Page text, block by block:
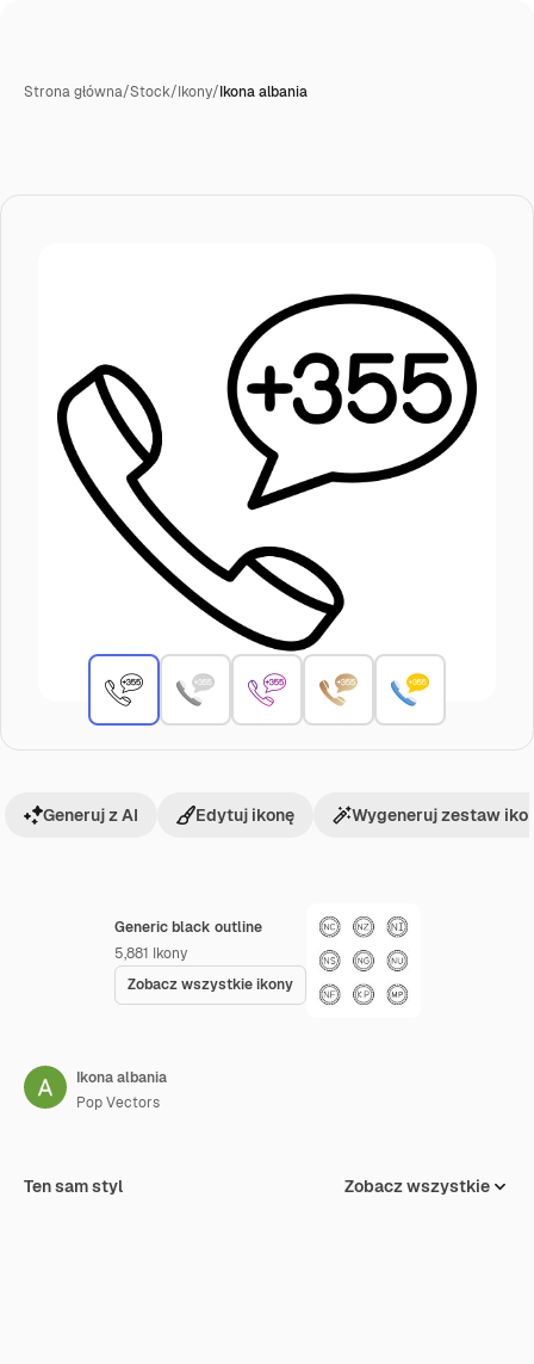
Strona główna/Stock/Ikony/Ikona albania
Generic black outline
5,881 Ikony
Zobacz wszystkie ikony
Generuj z AI Edytuj ikonę Wygeneruj zestaw
Ikona albania
Pop Vectors
Ten sam styl Zobacz wszystkie